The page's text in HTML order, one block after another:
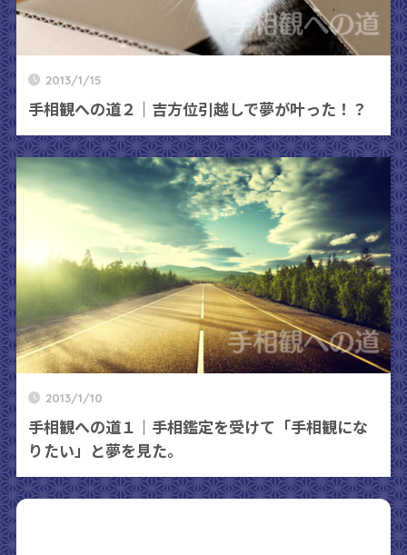
2013/1/15
手相観への道２｜吉方位引越しで夢が叶った！？
2013/1/10
手相観への道１｜手相鑑定を受けて「手相観にな
りたい」と夢を見た。